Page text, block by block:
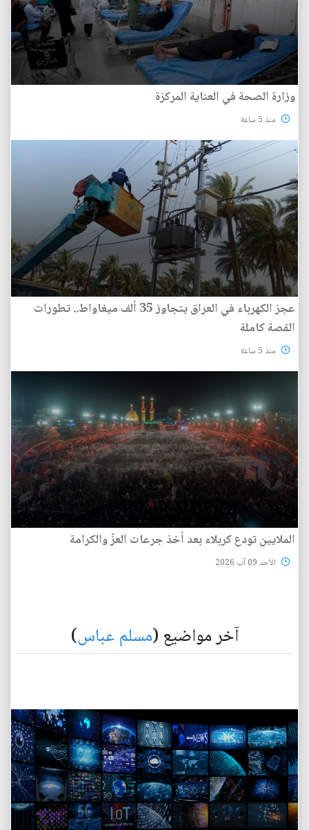
وزارة الصحة في العناية المركزة
منذ 5 ساعة
عجز الكهرباء في العراق يتجاوز 35 ألف ميغاواط.. تطورات
القصة كاملة
منذ 5 ساعة
الملايين تودع كربلاء بعد أخذ جرعات العزّ والكرامة
الأحد 09 آب 2026
آخر مواضيع (مسلم عباس)